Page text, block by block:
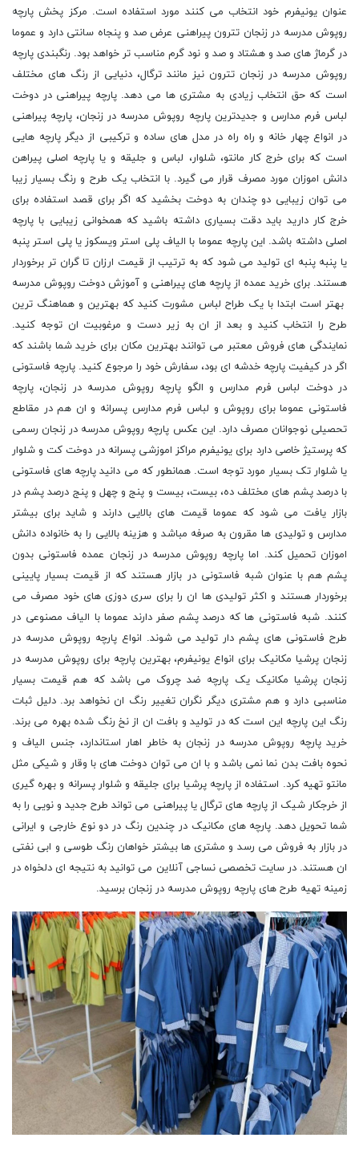
عنوان یونیفرم خود انتخاب می کنند مورد استفاده است. مرکز پخش پارچه
روپوش مدرسه در زنجان تترون پیراهنی عرض صد و پنجاه سانتی دارد و عموما
در گرماژ های صد و هشتاد و صد و نود گرم مناسب تر خواهد بود. رنگبندی پارچه
روپوش مدرسه در زنجان تترون نیز مانند ترگال، دنیایی از رنگ های مختلف
است که حق انتخاب زیادی به مشتری ها می دهد. پارچه پیراهنى در دوخت
لباس فرم مدارس و جدیدترین پارچه روپوش مدرسه در زنجان، پارچه پیراهنى
در انواع چهار خانه و راه راه در مدل های ساده و ترکیبی از دیگر پارچه هایی
است که برای خرج کار مانتو، شلوار، لباس و جلیقه و یا پارچه اصلی پیراهن
دانش اموزان مورد مصرف قرار می گیرد. با انتخاب یک طرح و رنگ بسیار زیبا
می توان زیبایی دو چندان به دوخت بخشید که اگر برای قصد استفاده برای
خرج کار دارید باید دقت بسیاری داشته باشید که همخوانی زیبایی با پارچه
اصلی داشته باشد. این پارچه عموما با الیاف پلی استر ویسکوز یا پلی استر پنبه
یا پنبه پنبه اى تولید می شود که به ترتیب از قیمت ارزان تا گران تر برخوردار
هستند. برای خرید عمده از پارچه های پیراهنی و آموزش دوخت روپوش مدرسه
بهتر است ابتدا با یک طراح لباس مشورت کنید که بهترین و هماهنگ ترین
طرح را انتخاب کنید و بعد از ان به زیر دست و مرغوبیت ان توجه کنید.
نمایندگی های فروش معتبر می توانند بهترین مکان برای خرید شما باشند که
اگر در کیفیت پارچه خدشه ای بود، سفارش خود را مرجوع کنید. پارچه فاستونی
در دوخت لباس فرم مدارس و الگو پارچه روپوش مدرسه در زنجان، پارچه
فاستونی عموما برای روپوش و لباس فرم مدارس پسرانه و ان هم در مقاطع
تحصیلی نوجوانان مصرف دارد. این عکس پارچه روپوش مدرسه در زنجان رسمی
که پرستیژ خاصی دارد برای یونیفرم مراکز اموزشی پسرانه در دوخت کت و شلوار
یا شلوار تک بسیار مورد توجه است. همانطور که می دانید پارچه های فاستونی
با درصد پشم های مختلف ده، بیست، بیست و پنج و چهل و پنج درصد پشم در
بازار یافت می شود که عموما قیمت های بالایی دارند و شاید برای بیشتر
مدارس و تولیدی ها مقرون به صرفه مباشد و هزینه بالایی را به خانواده دانش
اموزان تحمیل کند. اما پارچه روپوش مدرسه در زنجان عمده فاستونی بدون
پشم هم با عنوان شبه فاستونی در بازار هستند که از قیمت بسیار پایینی
برخوردار هستند و اکثر تولیدی ها ان را برای سری دوزی های خود مصرف می
کنند. شبه فاستونی ها که درصد پشم صفر دارند عموما با الیاف مصنوعی در
طرح فاستونی های پشم دار تولید می شوند. انواع پارچه روپوش مدرسه در
زنجان پرشیا مکانیک برای انواع یونیفرم، بهترین پارچه برای روپوش مدرسه در
زنجان پرشیا مکانیک یک پارچه ضد چروک می باشد که هم قیمت بسیار
مناسبی دارد و هم مشتری دیگر نگران تغییر رنگ ان نخواهد برد. دلیل ثبات
رنگ این پارچه این است که در تولید و بافت ان از نخ رنگ شده بهره می برند.
خرید پارچه روپوش مدرسه در زنجان به خاطر اهار استاندارد، جنس الیاف و
نحوه بافت بدن نما نمی باشد و با ان می توان دوخت های با وقار و شیکی مثل
مانتو تهیه کرد. استفاده از پارچه پرشیا برای جلیقه و شلوار پسرانه و بهره گیری
از خرجکار شیک از پارچه های ترگال یا پیراهنی می تواند طرح جدید و نویی را به
شما تحویل دهد. پارچه های مکانیک در چندین رنگ در دو نوع خارجی و ایرانی
در بازار به فروش می رسد و مشتری ها بیشتر خواهان رنگ طوسی و ابی نفتی
ان هستند. در سایت تخصصی نساجی آنلاین می توانید به نتیجه ای دلخواه در
زمینه تهیه طرح های پارچه روپوش مدرسه در زنجان برسید.